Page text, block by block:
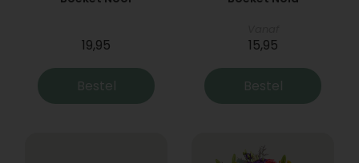
19,95
Bestel
15,95
Bestel